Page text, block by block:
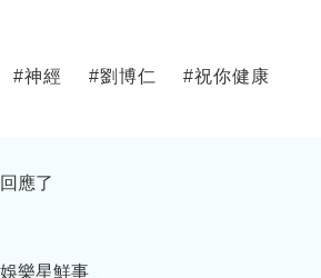
#神經 #劉博仁 #祝你健康
應了
樂星鮮事